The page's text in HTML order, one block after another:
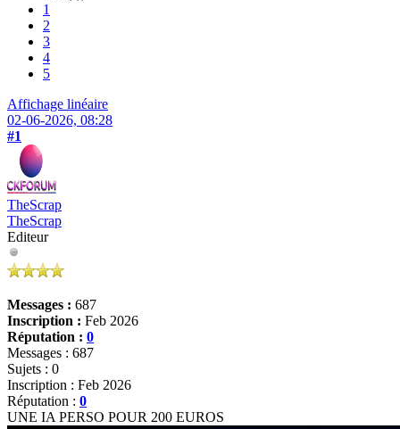
1
2
3
4
5
Affichage linéaire
02-06-2026, 08:28
#1
TheScrap
TheScrap
Editeur
Messages : 687
Inscription : Feb 2026
Réputation : 0
Messages : 687
Sujets : 0
Inscription : Feb 2026
Réputation : 0
UNE IA PERSO POUR 200 EUROS